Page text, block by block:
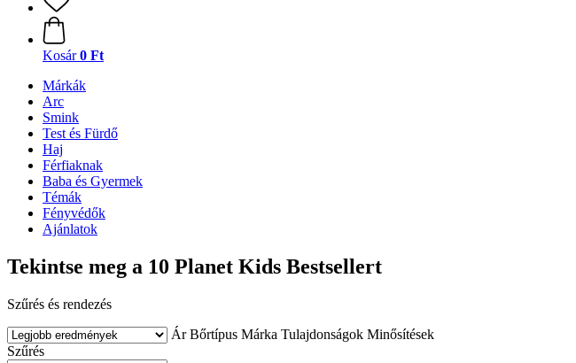
Kosár 0 Ft
Márkák
Arc
Smink
Test és Fürdő
Haj
Férfiaknak
Baba és Gyermek
Témák
Fényvédők
Ajánlatok
Tekintse meg a 10 Planet Kids Bestsellert
Szűrés és rendezés
Ár Bőrtípus Márka Tulajdonságok Minősítések
Szűrés